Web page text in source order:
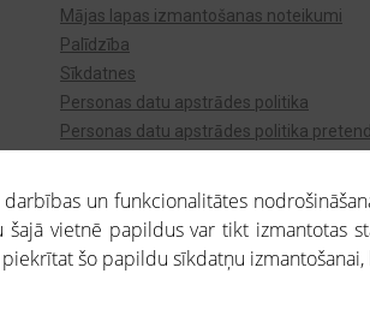
Mājas lapas izmantošanas noteikumi
Palīdzība
Sīkdatnes
Personas datu apstrādes politika
Personas datu apstrādes politika
ietvaros saņemtajai informācijai ir uzziņas raksturs,
un funkcionalitātes
vietnē papildus var tikt izmantotas
piekrītat šo papildu sīkdatņu